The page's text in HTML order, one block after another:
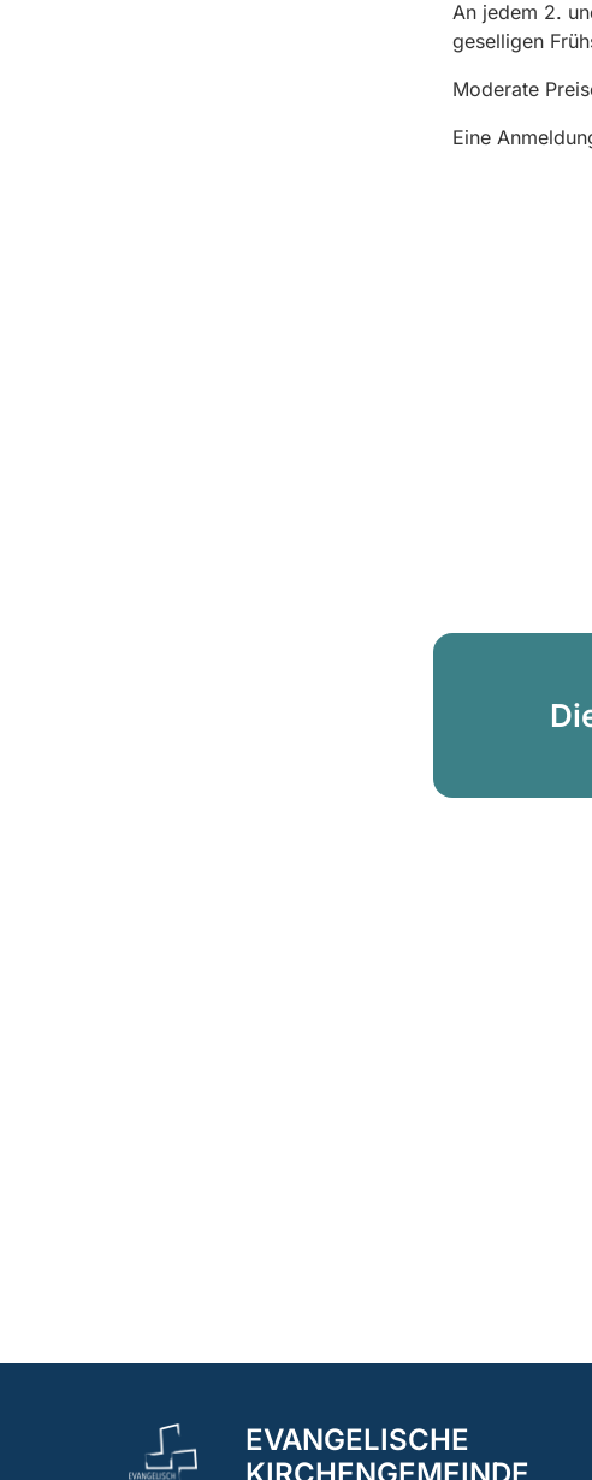
An jedem 2.
geselligen
Moderate
Eine
EVANGELISCHE